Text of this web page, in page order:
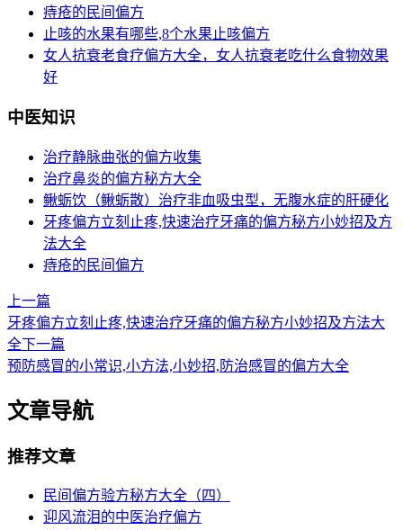
痔疮的民间偏方
止咳的水果有哪些,8个水果止咳偏方
女人抗衰老食疗偏方大全，女人抗衰老吃什么食物效果
好
中医知识
治疗静脉曲张的偏方收集
治疗鼻炎的偏方秘方大全
鳅蛎饮（鳅蛎散）治疗非血吸虫型，无腹水症的肝硬化
牙疼偏方立刻止疼,快速治疗牙痛的偏方秘方小妙招及方
法大全
痔疮的民间偏方
上一篇
牙疼偏方立刻止疼,快速治疗牙痛的偏方秘方小妙招及方法大
全下一篇
预防感冒的小常识,小方法,小妙招,防治感冒的偏方大全
文章导航
推荐文章
民间偏方验方秘方大全（四）
迎风流泪的中医治疗偏方